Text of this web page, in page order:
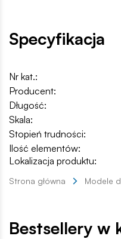
Specyfikacja
Nr kat.:
Producent:
Długość:
Skala:
Stopień trudności:
Ilość elementów:
Lokalizacja produktu:
Strona główna Modele
Bestsellery w